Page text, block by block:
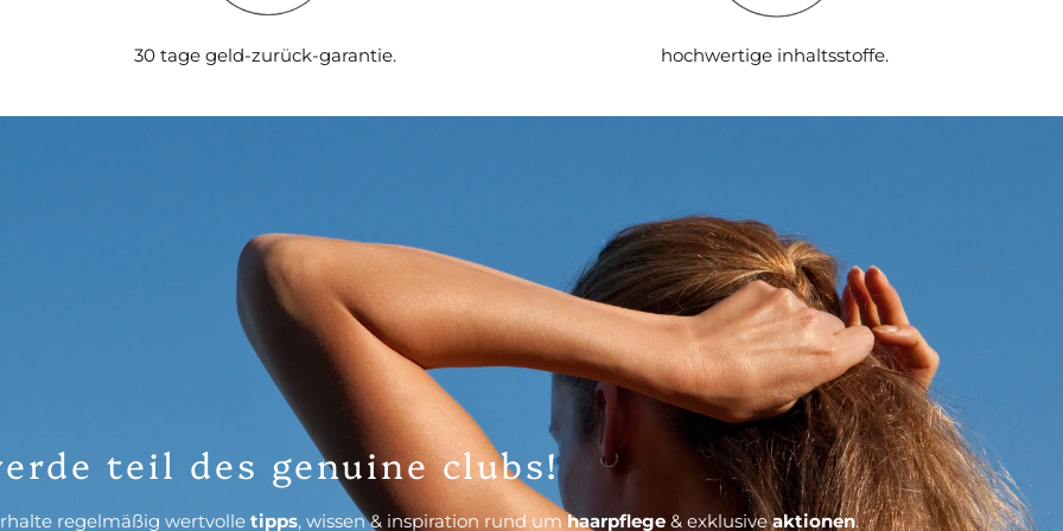
30 tage geld-zurück-garantie. hochwertige inhaltsstoffe.
teil des genuine clubs!
regelmäßig wertvolle tipps, wissen & inspiration rund umhaarpflege & exklusiveaktionen.